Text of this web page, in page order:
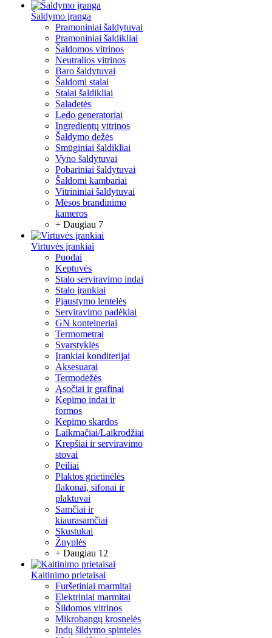
Šaldymo įranga
Pramoniniai šaldytuvai
Pramoniniai šaldikliai
Šaldomos vitrinos
Neutralios vitrinos
Baro šaldytuvai
Šaldomi stalai
Stalai šaldikliai
Saladetės
Ledo generatoriai
Ingredientų vitrinos
Šaldymo dežės
Smūginiai šaldikliai
Vyno šaldytuvai
Pobariniai šaldytuvai
Šaldomi kambariai
Vitrininiai šaldytuvai
Mėsos brandinimo
kameros
+ Daugiau 7
Virtuvės įrankiai
Puodai
Keptuvės
Stalo serviravimo indai
Stalo įrankiai
Pjaustymo lentelės
Serviravimo padėklai
GN konteineriai
Termometrai
Svarstyklės
Įrankiai konditerijai
Aksesuarai
Termodėžės
Ąsočiai ir grafinai
Kepimo indai ir
formos
Kepimo skardos
Laikmačiai/Laikrodžiai
Krepšiai ir serviravimo
stovai
Peiliai
Plaktos grietinėlės
flakonai, sifonai ir
plaktuvai
Samčiai ir
kiaurasamčiai
Skustukai
Žnyplės
+ Daugiau 12
Kaitinimo prietaisai
Furšetiniai marmitai
Elektriniai marmitai
Šildomos vitrinos
Mikrobangų krosnelės
Indų šildymo spintelės